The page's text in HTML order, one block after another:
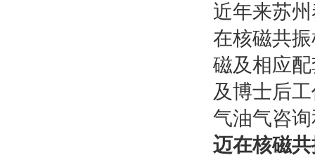
近年来苏
在核磁共
磁及相应
及博士后
气油气咨
迈在核磁